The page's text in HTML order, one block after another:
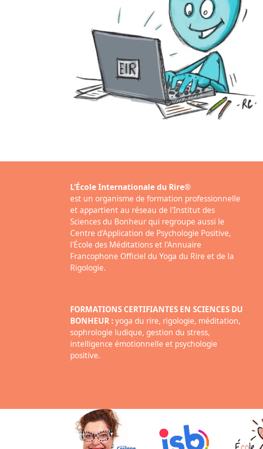
L’École Internationale du Rire®
est un organisme de formation professionnelle
et appartient au réseau de l'Institut des
Sciences du Bonheur qui regroupe aussi le
Centre d'Application de Psychologie Positive,
l'École des Méditations et l'Annuaire
Francophone Officiel du Yoga du Rire et de la
Rigologie.
FORMATIONS CERTIFIANTES EN SCIENCES DU
BONHEUR :yoga du rire, rigologie, méditation,
sophrologie ludique, gestion du stress,
intelligence émotionnelle et psychologie
positive.